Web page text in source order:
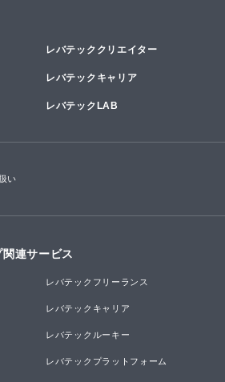
レバテッククリエイター
レバテックキャリア
レバテックLAB
い
連サービス
レバテックフリーランス
レバテックキャリア
レバテックルーキー
レバテックプラットフォーム